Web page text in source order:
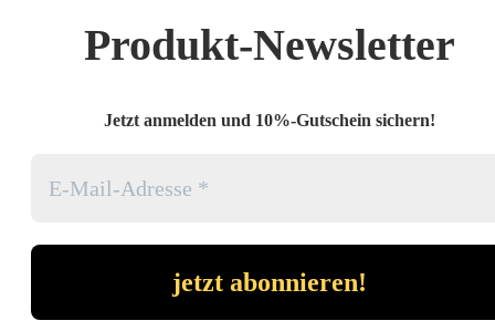
Produkt-Newsletter
Jetzt anmelden und 10%-Gutschein sichern!